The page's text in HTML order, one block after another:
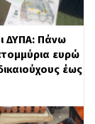
τιμή της
δεκτή
θα
ΔΥΠΑ: Πάνω
ευρώ
έως